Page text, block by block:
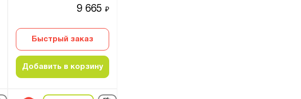
9 665 ₽
Быстрый заказ
Добавить в корзину